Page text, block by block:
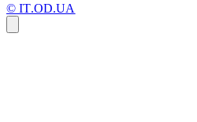
© IT.OD.UA